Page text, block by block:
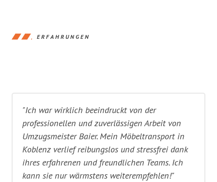
ERFAHRUNGEN
"Ich war wirklich beeindruckt von der
professionellen und zuverlässigen Arbeit von
Umzugsmeister Baier. Mein Möbeltransport in
Koblenz verlief reibungslos und stressfrei dank
ihres erfahrenen und freundlichen Teams. Ich
kann sie nur wärmstens weiterempfehlen!"